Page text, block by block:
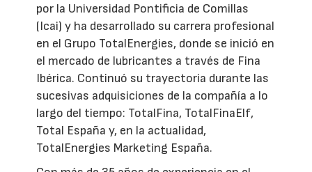
por la Universidad Pontificia de Comillas
(Icai) y ha desarrollado su carrera profesional
en el Grupo TotalEnergies, donde se inició en
el mercado de lubricantes a través de Fina
Ibérica. Continuó su trayectoria durante las
sucesivas adquisiciones de la compañía a lo
largo del tiempo: TotalFina, TotalFinaElf,
Total España y, en la actualidad,
TotalEnergies Marketing España.